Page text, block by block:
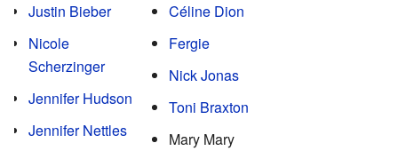
Justin Bieber
Nicole
Scherzinger
Jennifer Hudson
Jennifer Nettles
Céline Dion
Fergie
Nick Jonas
Toni Braxton
Mary Mary